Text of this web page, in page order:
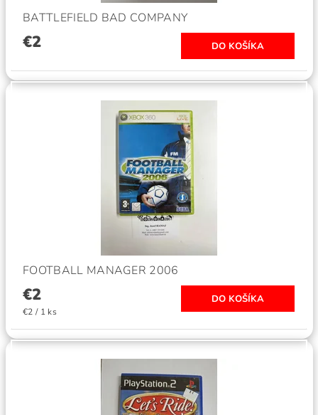
BATTLEFIELD BAD COMPANY
€2
FOOTBALL MANAGER 2006
€2
€2 / 1 ks